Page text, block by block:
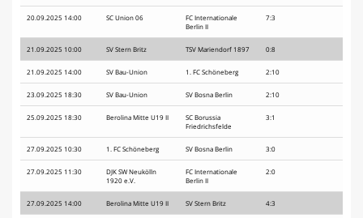
Terminkalender
20.09.2025 14:00 SC Union 06
FC Internationale
Berlin II
7:3
21.09.2025 10:00 SV Stern Britz TSV Mariendorf 1897 0:8
21.09.2025 14:00 SV Bau-Union 1. FC Schöneberg 2:10
23.09.2025 18:30 SV Bau-Union SV Bosna Berlin 2:10
25.09.2025 18:30 Berolina Mitte U19 II
SC Borussia
Friedrichsfelde
3:1
27.09.2025 10:30 1. FC Schöneberg SV Bosna Berlin 3:0
27.09.2025 11:30
DJK SW Neukölln
1920 e.V.
FC Internationale
Berlin II
2:0
27.09.2025 14:00 Berolina Mitte U19 II SV Stern Britz 4:3